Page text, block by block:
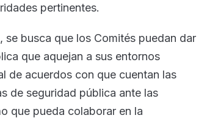
pertinentes.
busca que los Comités puedan dar
que aquejan a sus entornos
de acuerdos con que cuentan las
de seguridad pública ante las
que pueda colaborar en la